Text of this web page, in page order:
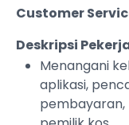
Customer
Deskripsi
Menangani
aplikasi,